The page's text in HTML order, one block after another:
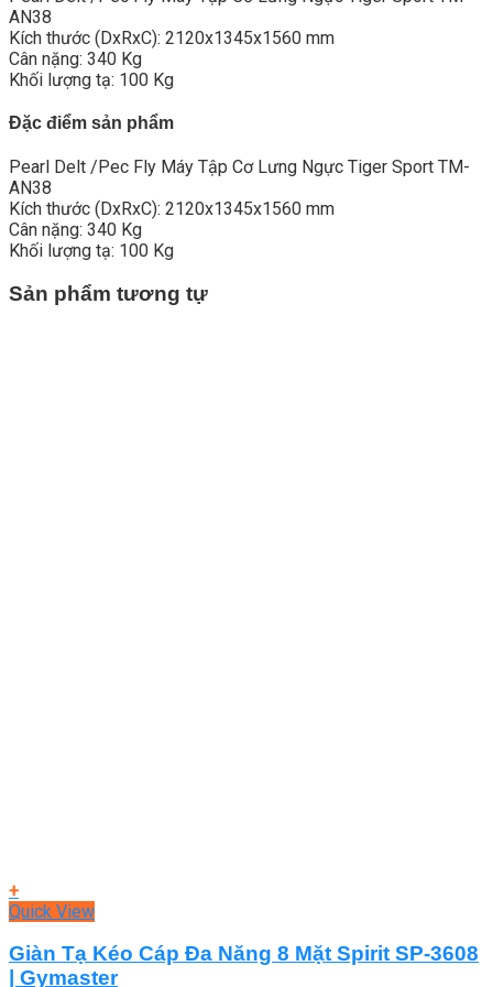
AN38
Kích thước (DxRxC): 2120x1345x1560 mm
Cân nặng: 340 Kg
Khối lượng tạ: 100 Kg
Đặc điểm sản phẩm
Pearl Delt /Pec Fly Máy Tập Cơ Lưng Ngực Tiger Sport TM-
AN38
Kích thước (DxRxC): 2120x1345x1560 mm
Cân nặng: 340 Kg
Khối lượng tạ: 100 Kg
Sản phẩm tương tự
+
Quick View
Giàn Tạ Kéo Cáp Đa Năng 8 Mặt Spirit SP-3608
| Gymaster